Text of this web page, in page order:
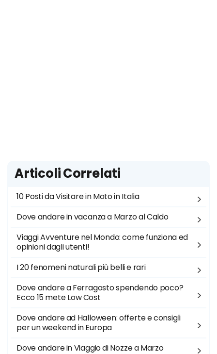
Articoli Correlati
10 Posti da Visitare in Moto in Italia
Dove andare in vacanza a Marzo al Caldo
Viaggi Avventure nel Mondo: come funziona ed
opinioni dagli utenti!
I 20 fenomeni naturali più belli e rari
Dove andare a Ferragosto spendendo poco?
Ecco 15 mete Low Cost
Dove andare ad Halloween: offerte e consigli
per un weekend in Europa
Dove andare in Viaggio di Nozze a Marzo